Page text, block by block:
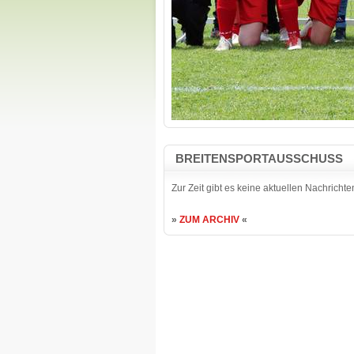
BREITENSPORTAUSSCHUSS
Zur Zeit gibt es keine aktuellen
» ZUM ARCHIV «